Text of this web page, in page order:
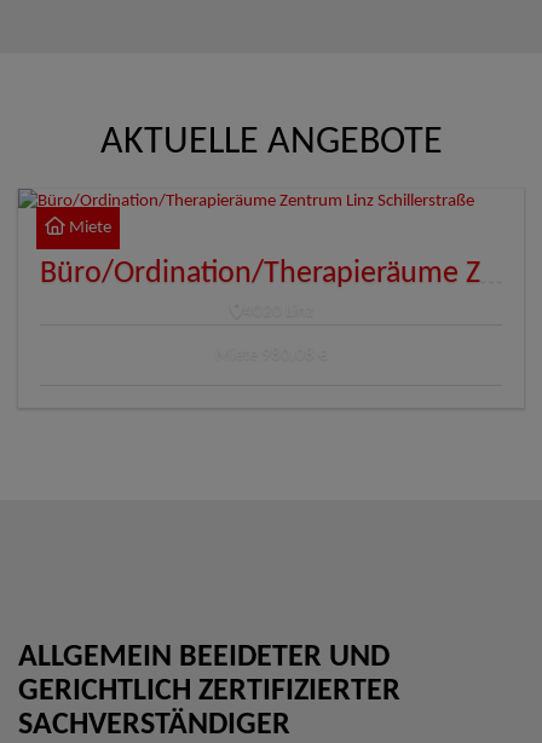
AKTUELLE ANGEBOTE
Miete
ALLGEMEIN BEEIDETER UND
GERICHTLICH ZERTIFIZIERTER
SACHVERSTÄNDIGER